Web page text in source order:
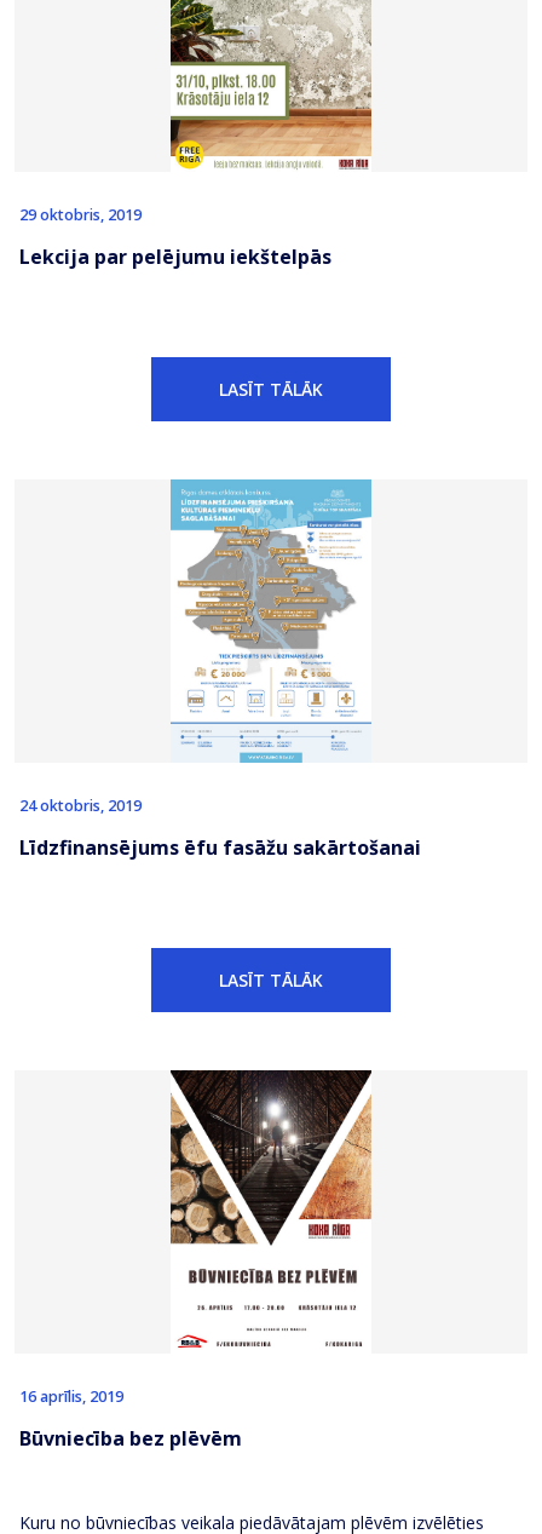
29 oktobris, 2019
Lekcija par pelējumu iekštelpās
LASĪT TĀLĀK
24 oktobris, 2019
Līdzfinansējums ēfu fasāžu sakārtošanai
LASĪT TĀLĀK
16 aprīlis, 2019
Būvniecība bez plēvēm
Kuru no būvniecības veikala piedāvātajam plēvēm izvēlēties